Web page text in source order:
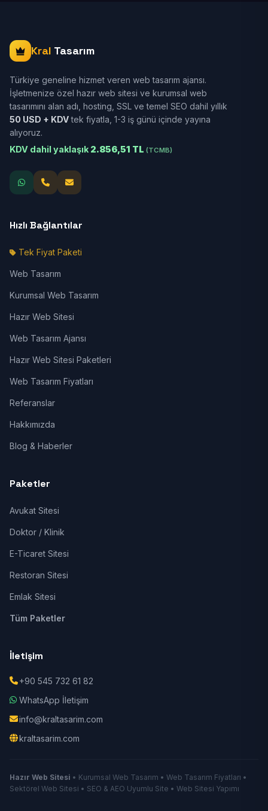
Kral Tasarım
Türkiye geneline hizmet veren web tasarım ajansı.
İşletmenize özel hazır web sitesi ve kurumsal web
tasarımını alan adı, hosting, SSL ve temel SEO dahil yıllık
50 USD + KDVtek fiyatla, 1-3 iş günü içinde yayına
alıyoruz.
KDV dahil yaklaşık 2.856,51 TL (TCMB)
Hızlı Bağlantılar
Tek Fiyat Paketi
Web Tasarım
Kurumsal Web Tasarım
Hazır Web Sitesi
Web Tasarım Ajansı
Hazır Web Sitesi Paketleri
Web Tasarım Fiyatları
Referanslar
Hakkımızda
Blog & Haberler
Paketler
Avukat Sitesi
Doktor / Klinik
E-Ticaret Sitesi
Restoran Sitesi
Emlak Sitesi
Tüm Paketler
İletişim
+90 545 732 61 82
WhatsApp İletişim
info@kraltasarim.com
kraltasarim.com
Hazır Web Sitesi • Kurumsal Web Tasarım • Web Tasarım Fiyatları •
Sektörel Web Sitesi • SEO & AEO Uyumlu Site • Web Sitesi Yapımı